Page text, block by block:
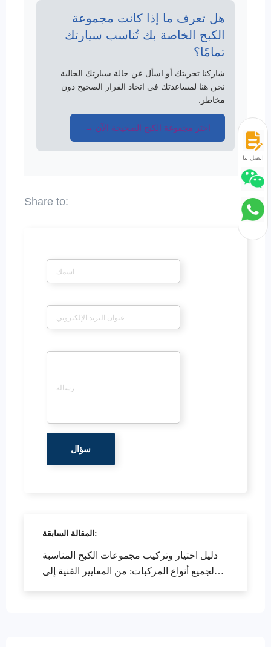
هل تعرف ما إذا كانت مجموعة
الكبح الخاصة بك تُناسب سيارتك
تمامًا؟
شاركنا تجربتك أو اسأل عن حالة سيارتك الحالية —
نحن هنا لمساعدتك في اتخاذ القرار الصحيح دون
مخاطر.
اختر مجموعة الكبح الصحيحة الآن →
المقالة السابقة:
دليل اختيار وتركيب مجموعات الكبح المناسبة
لجميع أنواع المركبات: من المعايير الفنية إلى
اتصل بنا